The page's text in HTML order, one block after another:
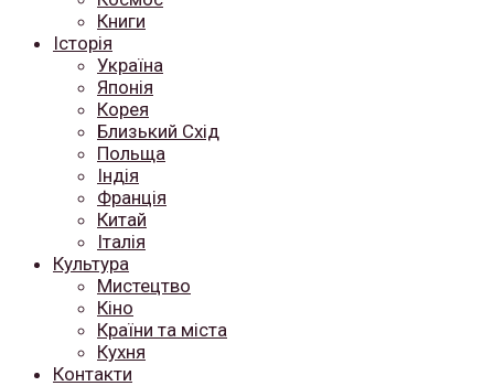
Книги
Історія
Україна
Японія
Корея
Близький Схід
Польща
Індія
Франція
Китай
Італія
Культура
Мистецтво
Кіно
Країни та міста
Кухня
Контакти